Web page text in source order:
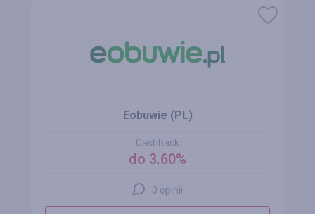
Eobuwie (PL)
Cashback
do 3.60%
0 opinii